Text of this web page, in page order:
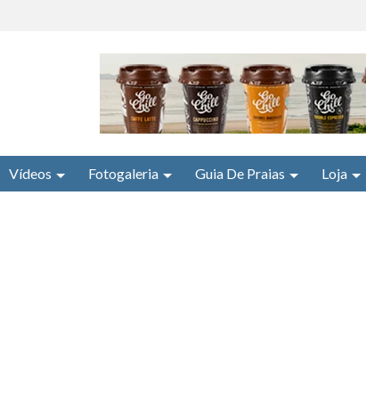
Vídeos Fotogaleria Guia De Praias Loja